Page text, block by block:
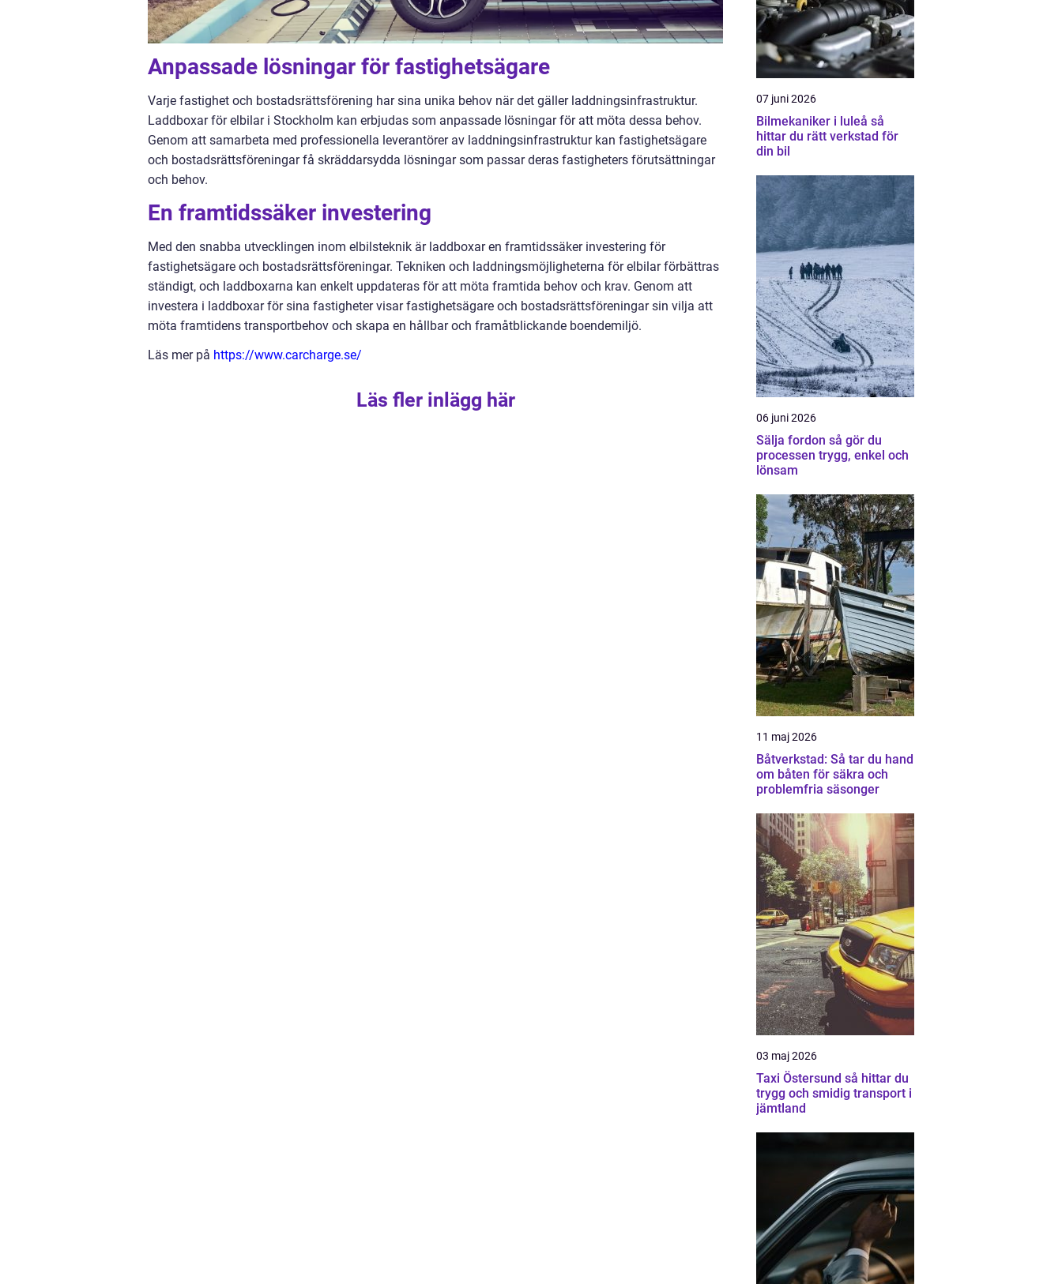
Anpassade lösningar för fastighetsägare
Varje fastighet och bostadsrättsförening har sina unika behov när det gäller laddningsinfrastruktur.
Laddboxar för elbilar i Stockholm kan erbjudas som anpassade lösningar för att möta dessa behov.
Genom att samarbeta med professionella leverantörer av laddningsinfrastruktur kan fastighetsägare
och bostadsrättsföreningar få skräddarsydda lösningar som passar deras fastigheters förutsättningar
och behov.
En framtidssäker investering
Med den snabba utvecklingen inom elbilsteknik är laddboxar en framtidssäker investering för
fastighetsägare och bostadsrättsföreningar. Tekniken och laddningsmöjligheterna för elbilar förbättras
ständigt, och laddboxarna kan enkelt uppdateras för att möta framtida behov och krav. Genom att
investera i laddboxar för sina fastigheter visar fastighetsägare och bostadsrättsföreningar sin vilja att
möta framtidens transportbehov och skapa en hållbar och framåtblickande boendemiljö.
Läs mer på https://www.carcharge.se/
Läs fler inlägg här
07 juni 2026
Bilmekaniker i luleå så
hittar du rätt verkstad för
din bil
06 juni 2026
Sälja fordon så gör du
processen trygg, enkel och
lönsam
11 maj 2026
Båtverkstad: Så tar du hand
om båten för säkra och
problemfria säsonger
03 maj 2026
Taxi Östersund så hittar du
trygg och smidig transport i
jämtland